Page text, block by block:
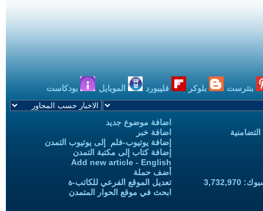
بنترست بلوكر فليبورد الموبايل بودكاست
اضافة موضوع جديد
اضافة خبر
إضافة يوتيوب-فلم إلى يوتيوب التمدن
إضافة كتاب إلى مكتبة التمدن
Add new article - English
أضف حملة
تعديل الموقع الفرعي للكاتب-ة
ابحث في موقع الحوار المتمدن